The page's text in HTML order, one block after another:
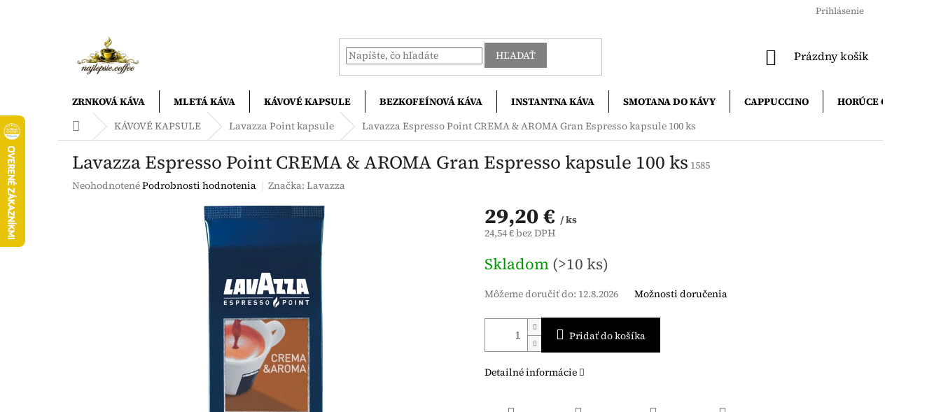
Prihlásenie
HĽADAŤ
NÁKUPNÝ
Prázdny košík
ZRNKOVÁ KÁVA MLETÁ KÁVA KÁVOVÉ KAPSULE BEZKOFEÍNOVÁ KÁVA INSTANTNA KÁVA SMOTANA DO KÁVY CAPPUCCINO
HORÚCE ČOKOLÁDY
DomovKÁVOVÉ KAPSULE Lavazza Point kapsule Lavazza Espresso Point CREMA & AROMA Gran Espresso kapsule 100 ks
Lavazza Espresso Point CREMA & AROMA Gran Espresso kapsule 100 ks 1585
Priemerné
NeohodnotenéPodrobnosti hodnotenia Značka:Lavazza
29,20 € / ks
24,54 € bez DPH
cena:
Skladom (>10 ks)
Môžeme doručiť do: 12.8.2026 Možnosti doručenia
Pridať do košíka
Detailné informácie